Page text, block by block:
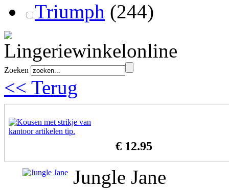
Triumph (244)
Zoeken
<< Terug
€ 12.95
Jungle Jane